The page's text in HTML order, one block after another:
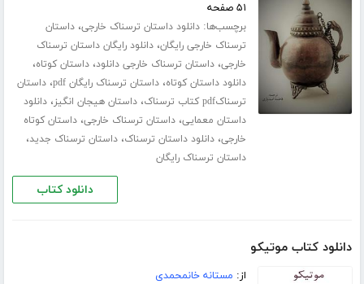
۵۱ صفحه
برچسب‌ها:دانلود داستان ترسناک خارجی،داستان
ترسناک خارجی رایگان،دانلود رایگان داستان ترسناک
خارجی،داستان ترسناک خارجی دانلود،داستان کوتاه،
دانلود داستان کوتاه،داستان ترسناک رایگان pdf ،داستان
ترسناکpdf کتاب ترسناک
،داستان هیجان انگیز،دانلود
داستان معمایی،داستان ترسناک خارجی،داستان کوتاه
خارجی،دانلود داستان ترسناک،داستان ترسناک جدید،
داستان ترسناک رایگان
دانلود کتاب
دانلود کتاب موتیکو
از: مستانه خانمحمدی